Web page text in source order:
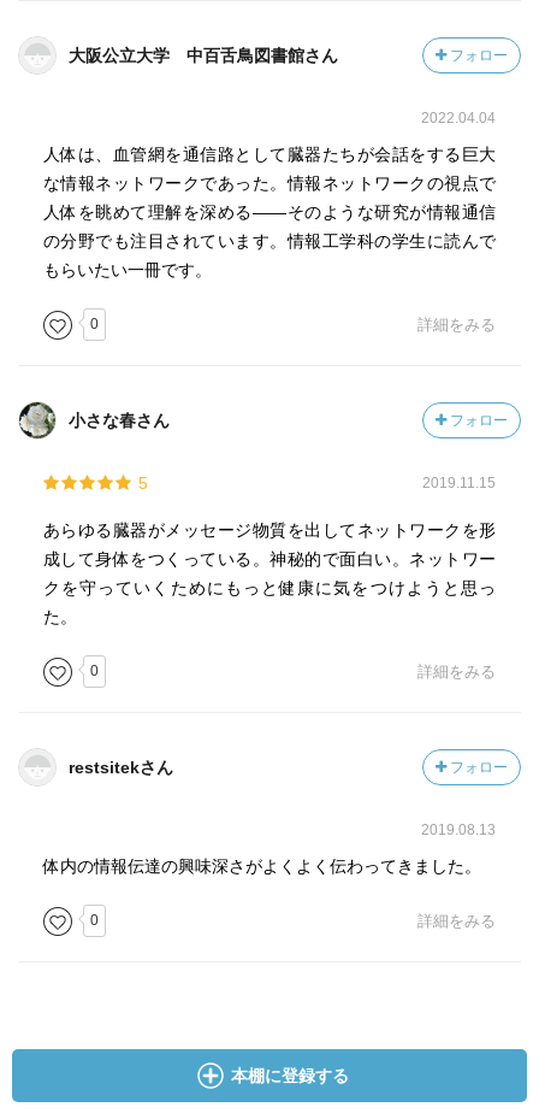
大阪公立大学 中百舌鳥図書館さん フォロー
2022.04.04
人体は、血管網を通信路として臓器たちが会話をする巨大
な情報ネットワークであった。情報ネットワークの視点で
人体を眺めて理解を深める――そのような研究が情報通信
の分野でも注目されています。情報工学科の学生に読んで
もらいたい一冊です。
0 詳細をみる
小さな春さん フォロー
5 2019.11.15
あらゆる臓器がメッセージ物質を出してネットワークを形
成して身体をつくっている。神秘的で面白い。ネットワー
クを守っていくためにもっと健康に気をつけようと思っ
た。
0 詳細をみる
restsitekさん フォロー
2019.08.13
体内の情報伝達の興味深さがよくよく伝わってきました。
0 詳細をみる
本棚に登録する